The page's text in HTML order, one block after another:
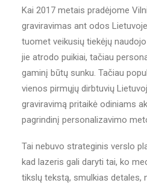
Kai 2017 metais pradėjome
graviravimas ant odos
tuomet veikusių tiekėjų
jie atrodo puikiai, tačiau
gaminį būtų sunku. Tačiau
vienos pirmųjų dirbtuvių
graviravimą pritaikė odiniams
pagrindinį personalizavimo
Tai nebuvo strateginis verslo
kad lazeris gali daryti tai, ko
tikslų tekstą, smulkias